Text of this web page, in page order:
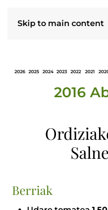
Skip to main content
2026 2025 2024 2023 2022 2021
2016
Berriak